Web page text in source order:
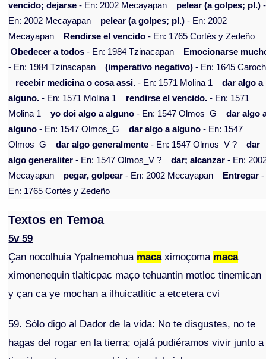
vencido; dejarse - En: 2002 Mecayapan pelear (a golpes; pl.) -
En: 2002 Mecayapan
pelear (a golpes; pl.) - En: 2002
Mecayapan
Rendirse el vencido - En: 1765 Cortés y Zedeño
Obedecer a todos - En: 1984 Tzinacapan
Emocionarse
- En: 1984 Tzinacapan
(imperativo negativo) - En: 1645
recebir medicina o cosa assi. - En: 1571 Molina 1
dar algo a
alguno. - En: 1571 Molina 1 rendirse el vencido. - En: 1571
Molina 1
yo doi algo a alguno - En: 1547 Olmos_G
dar algo
alguno - En: 1547 Olmos_G dar algo a alguno - En: 1547
Olmos_G
dar algo generalmente - En: 1547 Olmos_V ?
dar
algo generaliter - En: 1547 Olmos_V ? dar; alcanzar - En:
Mecayapan
pegar, golpear - En: 2002 Mecayapan Entregar -
En: 1765 Cortés y Zedeño
Textos en Temoa
5v 59
Çan nocolhuia Ypalnemohua macaximoçoma maca
ximonenequin tlalticpac maço tehuantin motloc tinemican
y çan ca ye mochan a ilhuicatlitic a etcetera cvi
59. Sólo digo al Dador de la vida: No te disgustes, no te
hagas del rogar en la tierra; ojalá pudiéramos vivir junto a